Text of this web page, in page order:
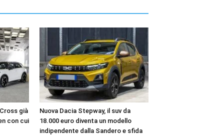
già
con cui
Nuova Dacia Stepway, il suv da
18.000 euro diventa un modello
indipendente dalla Sandero e sfida